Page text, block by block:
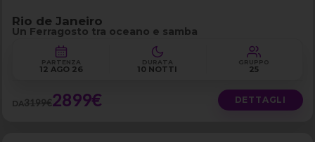
Rio de Janeiro
Un Ferragosto tra oceano e samba
PARTENZA
12 AGO 26
DURATA
10 NOTTI
GRUPPO
25
DA3199€2899€ DETTAGLI